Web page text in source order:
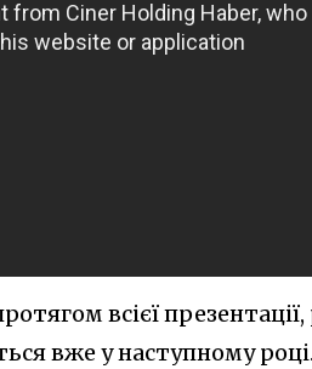
всієї
вже у наступному році.